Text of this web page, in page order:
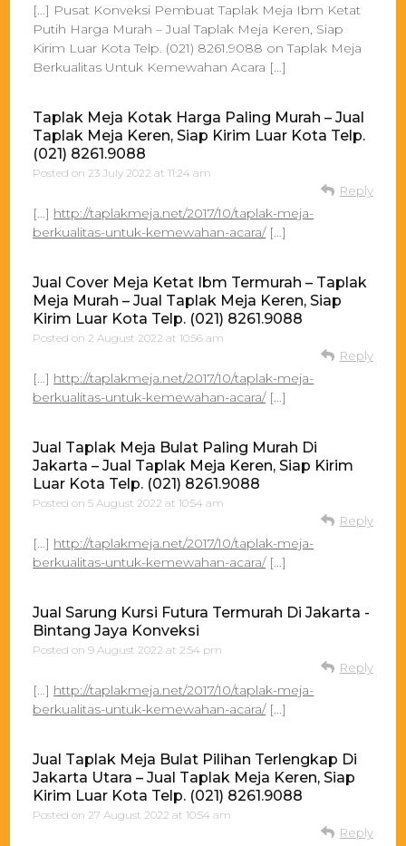
[…] Pusat Konveksi Pembuat Taplak Meja Ibm Ketat
Putih Harga Murah – Jual Taplak Meja Keren, Siap
Kirim Luar Kota Telp. (021) 8261.9088 on Taplak Meja
Berkualitas Untuk Kemewahan Acara […]
Taplak Meja Kotak Harga Paling Murah – Jual
Taplak Meja Keren, Siap Kirim Luar Kota Telp.
(021) 8261.9088
Posted on 23 July 2022 at 11:24 am
Reply
[…] http://taplakmeja.net/2017/10/taplak-meja-
berkualitas-untuk-kemewahan-acara/[…]
Jual Cover Meja Ketat Ibm Termurah – Taplak
Meja Murah – Jual Taplak Meja Keren, Siap
Kirim Luar Kota Telp. (021) 8261.9088
Posted on 2 August 2022 at 10:56 am
Reply
[…] http://taplakmeja.net/2017/10/taplak-meja-
berkualitas-untuk-kemewahan-acara/[…]
Jual Taplak Meja Bulat Paling Murah Di
Jakarta – Jual Taplak Meja Keren, Siap Kirim
Luar Kota Telp. (021) 8261.9088
Posted on5 August 2022 at 10:54 am
Reply
[…] http://taplakmeja.net/2017/10/taplak-meja-
berkualitas-untuk-kemewahan-acara/[…]
Jual Sarung Kursi Futura Termurah Di Jakarta -
Bintang Jaya Konveksi
Posted on9 August 2022 at 2:54 pm
Reply
[…] http://taplakmeja.net/2017/10/taplak-meja-
berkualitas-untuk-kemewahan-acara/[…]
Jual Taplak Meja Bulat Pilihan Terlengkap Di
Jakarta Utara – Jual Taplak Meja Keren, Siap
Kirim Luar Kota Telp. (021) 8261.9088
Posted on 27 August 2022 at 10:54 am
Reply